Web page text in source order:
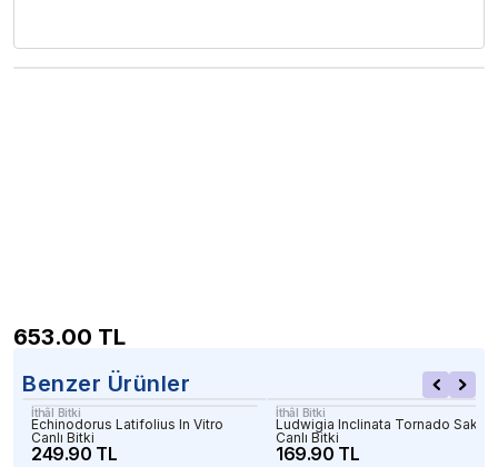
653.00 TL
Benzer Ürünler
İthâl Bitki
Echinodorus Latifolius In Vitro
Canlı Bitki
249.90 TL
İthâl Bitki
Ludwigia Inclinata Tornado Saksı
Canlı Bitki
169.90 TL